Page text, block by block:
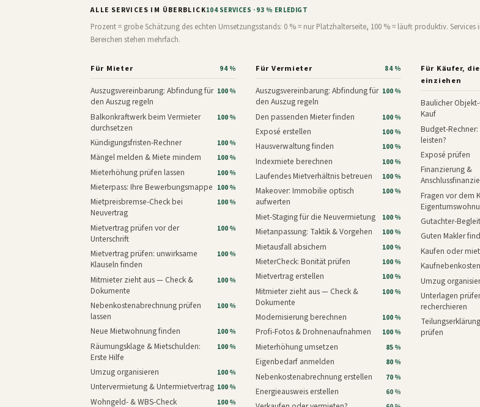
ALLE SERVICES IM ÜBERBLICK104 SERVICES · 93 % ERLEDIGT
Prozent = grobe Schätzung des echten Umsetzungsstands: 0 % = nur Platzhalterseite, 100 % = läuft produktiv. Services
Bereichen stehen mehrfach.
Für Mieter 94 %
Auszugsvereinbarung: Abfindung für
den Auszug regeln
100 %
Balkonkraftwerk beim Vermieter
durchsetzen
100 %
Kündigungsfristen-Rechner 100 %
Mängel melden & Miete mindern 100 %
Mieterhöhung prüfen lassen 100 %
Mieterpass: Ihre Bewerbungsmappe 100 %
Mietpreisbremse-Check bei
Neuvertrag
100 %
Mietvertrag prüfen vor der
Unterschrift
100 %
Mietvertrag prüfen: unwirksame
Klauseln finden
100 %
Mitmieter zieht aus — Check &
Dokumente
100 %
Nebenkostenabrechnung prüfen
lassen
100 %
Neue Mietwohnung finden 100 %
Räumungsklage & Mietschulden:
Erste Hilfe
100 %
Umzug organisieren 100 %
Untervermietung & Untermietvertrag 100 %
Wohngeld- & WBS-Check 100 %
Für Vermieter 84 %
Auszugsvereinbarung: Abfindung für
den Auszug regeln
100 %
Den passenden Mieter finden 100 %
Exposé erstellen 100 %
Hausverwaltung finden 100 %
Indexmiete berechnen 100 %
Laufendes Mietverhältnis betreuen 100 %
Makeover: Immobilie optisch
aufwerten
100 %
Miet-Staging für die Neuvermietung 100 %
Mietanpassung: Taktik & Vorgehen 100 %
Mietausfall absichern 100 %
MieterCheck: Bonität prüfen 100 %
Mietvertrag erstellen 100 %
Mitmieter zieht aus — Check &
Dokumente
100 %
Modernisierung berechnen 100 %
Profi-Fotos & Drohnenaufnahmen 100 %
Mieterhöhung umsetzen 85 %
Eigenbedarf anmelden 80 %
Nebenkostenabrechnung erstellen 70 %
Energieausweis erstellen 60 %
Für Käufer,
einziehen
Baulicher
Kauf
Budget-
leisten?
Exposé prüfen
Finanzierung &
Fragen vor dem
Gutachter-
Guten Makler
Kaufen oder
Umzug
Unterlagen
recherchieren
prüfen